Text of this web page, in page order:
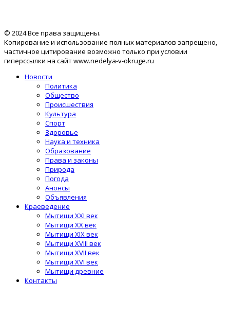
© 2024 Все права защищены.
Копирование и использование полных материалов запрещено,
частичное цитирование возможно только при условии
гиперссылки на сайт www.nedelya-v-okruge.ru
Новости
Политика
Общество
Происшествия
Культура
Спорт
Здоровье
Наука и техника
Образование
Права и законы
Природа
Погода
Анонсы
Объявления
Краеведение
Мытищи XXI век
Мытищи XX век
Мытищи XIX век
Мытищи XVIII век
Мытищи XVII век
Мытищи XVI век
Мытищи древние
Контакты